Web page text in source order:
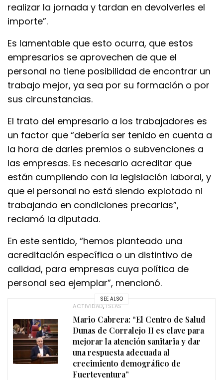
realizar la jornada y tardan en devolverles el
importe”.
Es lamentable que esto ocurra, que estos
empresarios se aprovechen de que el
personal no tiene posibilidad de encontrar un
trabajo mejor, ya sea por su formación o por
sus circunstancias.
El trato del empresario a los trabajadores es
un factor que “debería ser tenido en cuenta a
la hora de darles premios o subvenciones a
las empresas. Es necesario acreditar que
están cumpliendo con la legislación laboral, y
que el personal no está siendo explotado ni
trabajando en condiciones precarias”,
reclamó la diputada.
En este sentido, “hemos planteado una
acreditación específica o un distintivo de
calidad, para empresas cuya política de
personal sea ejemplar”, mencionó.
SEE ALSO
ACTIVIDAD, ISLAS
Mario Cabrera: “El Centro de Salud
Dunas de Corralejo II es clave para
mejorar la atención sanitaria y dar
una respuesta adecuada al
crecimiento demográfico de
Fuerteventura”